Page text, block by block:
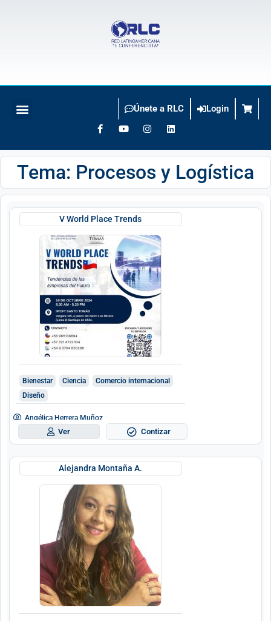
Únete a RLC Login
Tema: Procesos y Logística
V World Place Trends
Bienestar Ciencia
Comercio internacional
Diseño
Angélica Herrera Muñoz
Ver Contizar
Alejandra Montaña A.